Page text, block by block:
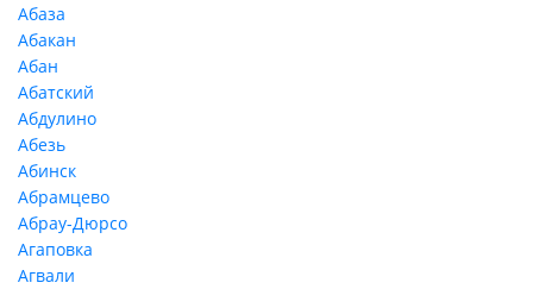
Абаза
Абакан
Абан
Абатский
Абдулино
Абезь
Абинск
Абрамцево
Абрау-Дюрсо
Агаповка
Агвали